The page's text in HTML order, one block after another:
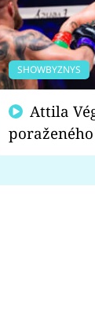
SHOWBYZNYS
chce raději